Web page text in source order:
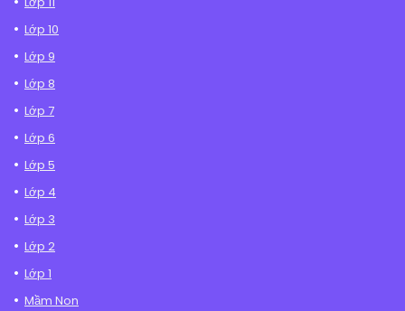
Lớp 10
Lớp 9
Lớp 8
Lớp 7
Lớp 6
Lớp 5
Lớp 4
Lớp 3
Lớp 2
Lớp 1
Mầm Non